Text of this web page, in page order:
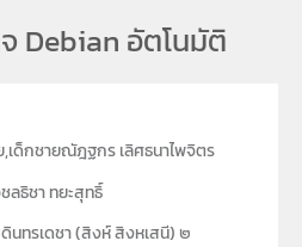
Debian อัตโนมัติ
ด็กชายณัฎฐกร เลิศธนาไพจิตร
ลธิชา ทยะสุทธิ์
ดินทรเดชา (สิงห์ สิงหเสนี) ๒